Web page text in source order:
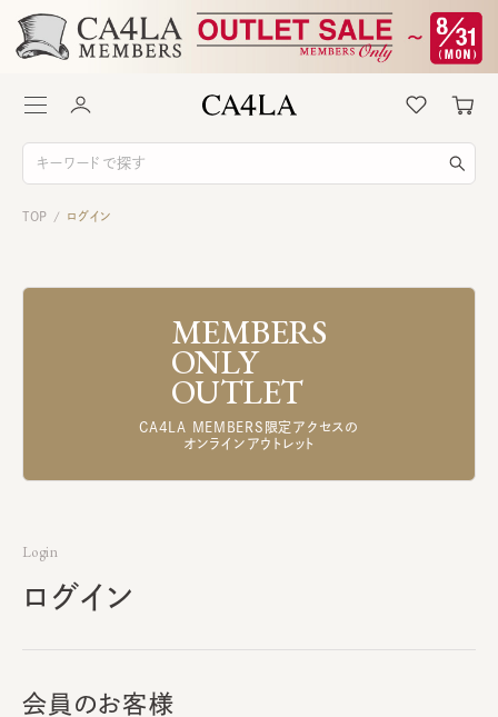
TOP / ログイン
MEMBERS
ONLY
OUTLET
CA4LA MEMBERS限定アクセスの
オンラインアウトレット
Login
ログイン
会員のお客様